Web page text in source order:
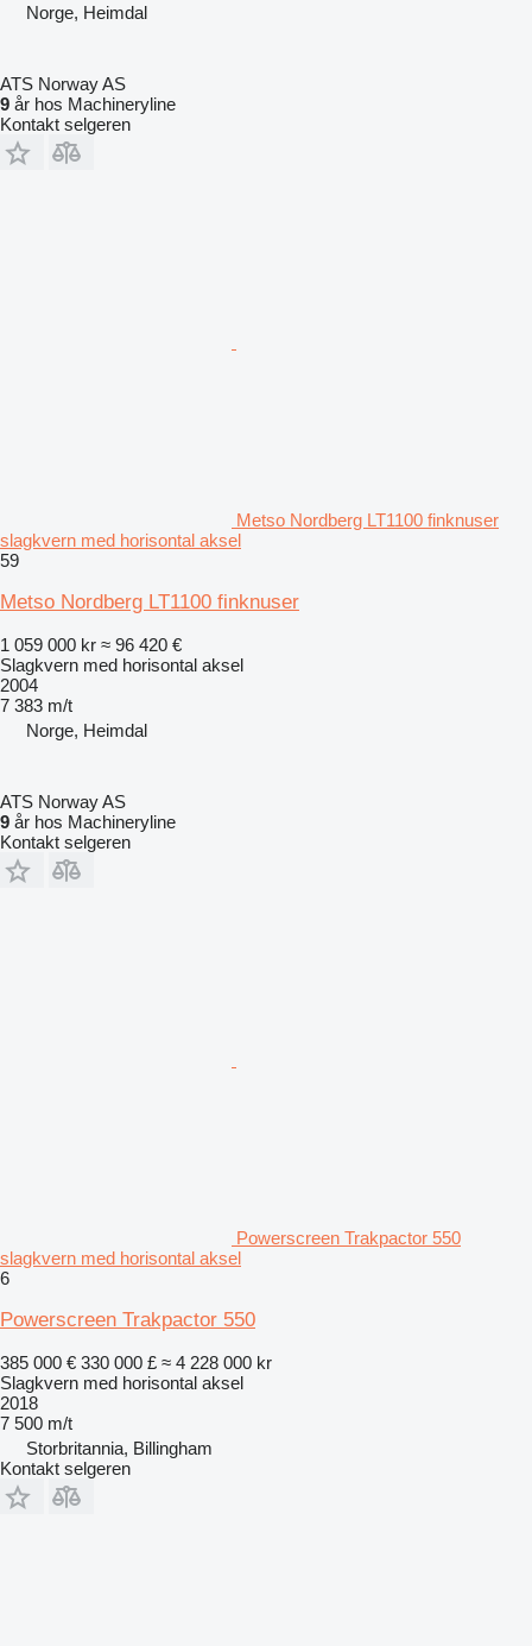
Norge, Heimdal
ATS Norway AS
9 år hos Machineryline
Kontakt selgeren
Metso Nordberg LT1100 finknuser
slagkvern med horisontal aksel
59
Metso Nordberg LT1100 finknuser
1 059 000 kr ≈ 96 420 €
Slagkvern med horisontal aksel
2004
7 383 m/t
Norge, Heimdal
ATS Norway AS
9 år hos Machineryline
Kontakt selgeren
Powerscreen Trakpactor 550
slagkvern med horisontal aksel
6
Powerscreen Trakpactor 550
385 000 € 330 000 £ ≈ 4 228 000 kr
Slagkvern med horisontal aksel
2018
7 500 m/t
Storbritannia, Billingham
Kontakt selgeren